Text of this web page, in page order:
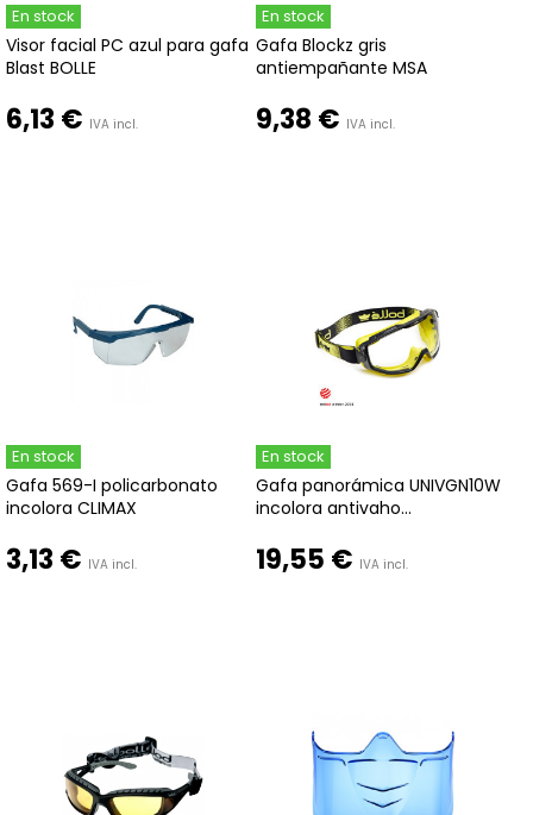
En stock
Visor facial PC azul para gafa
Blast BOLLE
6,13 € IVA incl.
En stock
Gafa Blockz gris
antiempañante MSA
9,38 € IVA incl.
En stock
Gafa 569-I policarbonato
incolora CLIMAX
3,13 € IVA incl.
En stock
Gafa panorámica UNIVGN10W
incolora antivaho...
19,55 € IVA incl.